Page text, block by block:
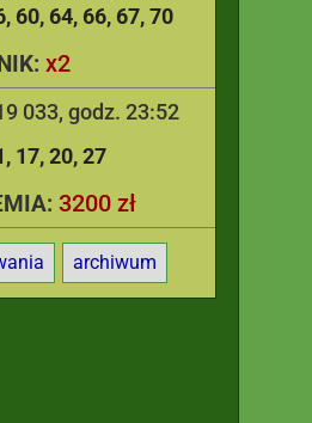
60 64 66 67 70
x2
033, godz. 23:52
17 20 27
3200 zł
archiwum